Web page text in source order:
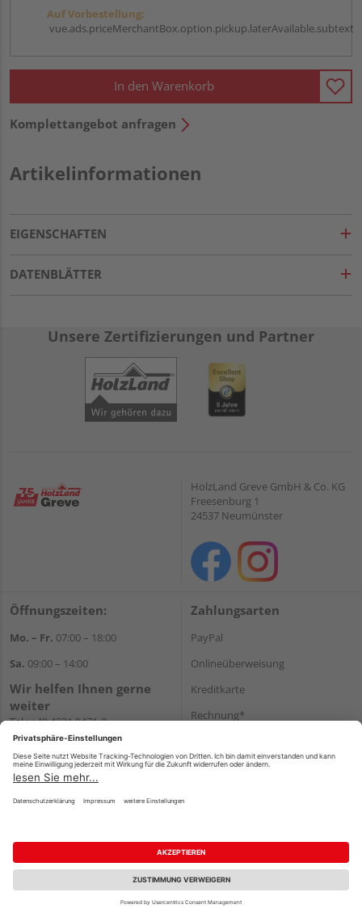
Auf Vorbestellung:
vue.ads.priceMerchantBox.option.pickup.laterAvailable.subtext
In den Warenkorb
Komplettangebot anfragen
Artikelinformationen
EIGENSCHAFTEN
DATENBLÄTTER
Unsere Zertifizierungen und Partner
HolzLand Greve GmbH & Co. KG
Freesenburg 1
24537 Neumünster
Öffnungszeiten:
Mo. – Fr. 07:00 – 18:00
Sa. 09:00 – 14:00
Wir helfen Ihnen gerne
weiter
Tel.:+49 4321 9471-0
E-Mail:shop@holzland-greve.de
Zahlungsarten
PayPal
Onlineüberweisung
Kreditkarte
Rechnung*
Versand
Impressum AGB Widerruf
Datenschutz
Reservierungsbedingungen
Vertrag widerrufen